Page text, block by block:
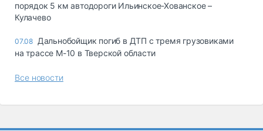
порядок 5 км автодороги Ильинское-Хованское –
Кулачево
07.08 Дальнобойщик погиб в ДТП с тремя грузовиками
на трассе М-10 в Тверской области
Все новости